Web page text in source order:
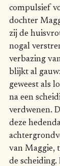
compulsief
dochter
zij de
nogal
verbazing
blijkt al
geweest als
na een
verdwenen.
deze
van Maggie,
de scheiding.